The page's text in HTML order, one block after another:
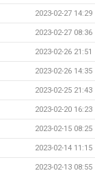
2023-02-27 14:29
2023-02-27 08:36
2023-02-26 21:51
2023-02-26 14:35
2023-02-25 21:43
2023-02-20 16:23
2023-02-15 08:25
2023-02-14 11:15
2023-02-13 08:55